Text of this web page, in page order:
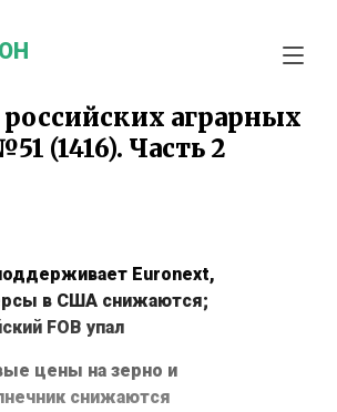
аграрных
(1416). Часть 2
Euronext,
в США снижаются;
FOB упал
цены на зерно и
снижаются